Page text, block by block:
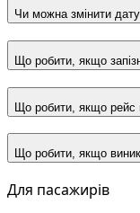
Чи можна змінити
Що робити, якщо
Що робити, якщо рейс
Що робити, якщо
Для пасажирів